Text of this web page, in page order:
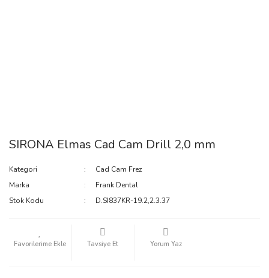
SIRONA Elmas Cad Cam Drill 2,0 mm
Kategori
Cad Cam Frez
Marka
Frank Dental
Stok Kodu
D.SI837KR-19.2,2.3.37
Tavsiye Et Yorum Yaz